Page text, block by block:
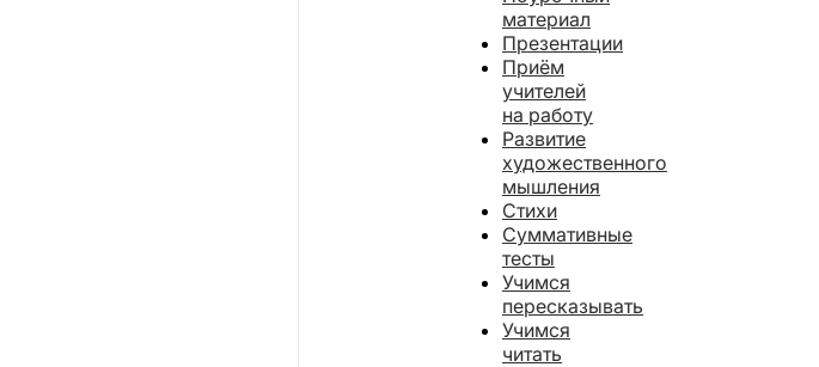
материал
Презентации
Приём
учителей
на работу
Развитие
художественного
мышления
Стихи
Суммативные
тесты
Учимся
пересказывать
Учимся
читать